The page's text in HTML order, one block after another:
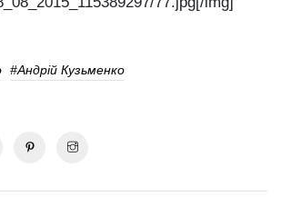
#Андрій Кузьменко